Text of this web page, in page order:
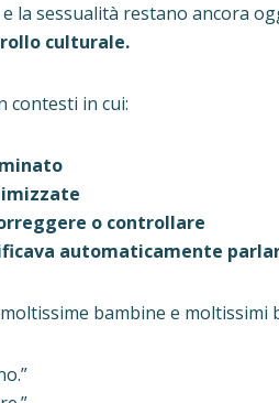
la sessualità restano ancora
culturale.
contesti in cui:
o controllare
automaticamente
bambine e